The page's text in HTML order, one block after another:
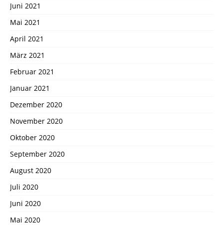
Juni 2021
Mai 2021
April 2021
März 2021
Februar 2021
Januar 2021
Dezember 2020
November 2020
Oktober 2020
September 2020
August 2020
Juli 2020
Juni 2020
Mai 2020